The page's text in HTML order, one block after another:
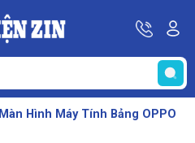
Hotline
08
69
67
68
69
Màn Hình Máy Tính Bảng OPPO